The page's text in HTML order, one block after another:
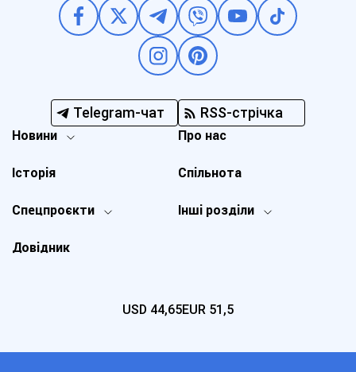
Telegram-чат RSS-стрічка
Новини
Спецпроєкти Інші розділи
Історія
Про нас
Довідник
Спільнота
USD 44,65EUR 51,5